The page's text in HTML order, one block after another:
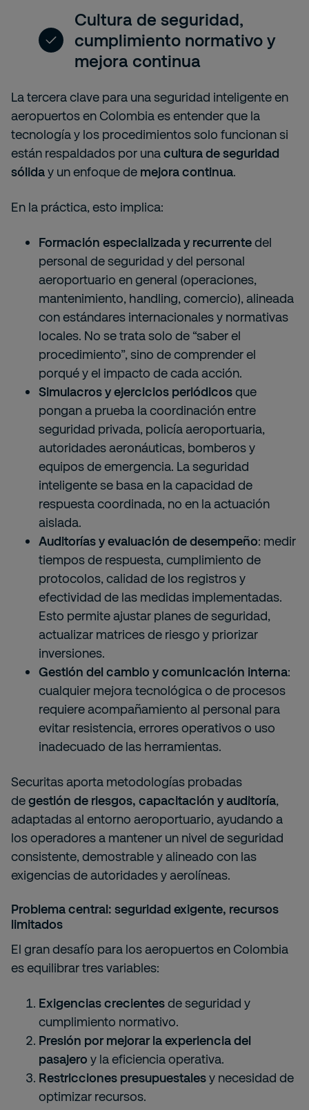
Cultura de seguridad,
cumplimiento normativo y
mejora continua
La tercera clave para una seguridad inteligente en
aeropuertos en Colombia es entender que la
tecnología y los procedimientos solo funcionan si
están respaldados por unacultura de seguridad
sóliday un enfoque de mejora continua.
En la práctica, esto implica:
Formación especializada y recurrentedel
personal de seguridad y del personal
aeroportuario en general (operaciones,
mantenimiento, handling, comercio), alineada
con estándares internacionales y normativas
locales. No se trata solo de “saber el
procedimiento”, sino de comprender el
porqué y el impacto de cada acción.
Simulacros y ejercicios periódicosque
pongan a prueba la coordinación entre
seguridad privada, policía aeroportuaria,
autoridades aeronáuticas, bomberos y
equipos de emergencia. La seguridad
inteligente se basa en la capacidad de
respuesta coordinada, no en la actuación
aislada.
Auditorías y evaluación de desempeño: medir
tiempos de respuesta, cumplimiento de
protocolos, calidad de los registros y
efectividad de las medidas implementadas.
Esto permite ajustar planes de seguridad,
actualizar matrices de riesgo y priorizar
inversiones.
Gestión del cambio y comunicación interna:
cualquier mejora tecnológica o de procesos
requiere acompañamiento al personal para
evitar resistencia, errores operativos o uso
inadecuado de las herramientas.
Securitas aporta metodologías probadas
degestión de riesgos, capacitación y auditoría,
adaptadas al entorno aeroportuario, ayudando a
los operadores a mantener un nivel de seguridad
consistente, demostrable y alineado con las
exigencias de autoridades y aerolíneas.
Problema central: seguridad exigente, recursos
limitados
El gran desafío para los aeropuertos en Colombia
es equilibrar tres variables:
Exigencias crecientesde seguridad y
cumplimiento normativo.
Presión por mejorar la experiencia del
pasajero y la eficiencia operativa.
Restricciones presupuestalesy necesidad de
optimizar recursos.